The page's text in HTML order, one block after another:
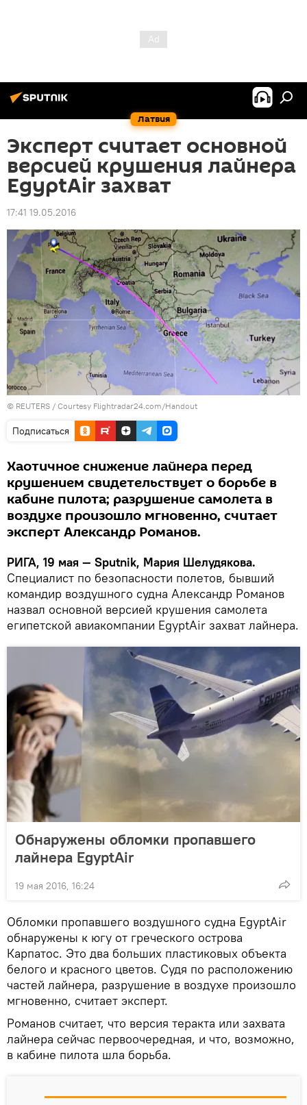
Латвия
Эксперт считает основной
версией крушения лайнера
EgyptAir захват
17:41 19.05.2016
© REUTERS / Courtesy Flightradar24.com/Handout
Подписаться
Хаотичное снижение лайнера перед
крушением свидетельствует о борьбе в
кабине пилота; разрушение самолета в
воздухе произошло мгновенно, считает
эксперт Александр Романов.
РИГА, 19 мая — Sputnik, Мария Шелудякова.
Специалист по безопасности полетов, бывший
командир воздушного судна Александр Романов
назвал основной версией крушения самолета
египетской авиакомпании EgyptAir захват лайнера.
Обнаружены обломки пропавшего
лайнера EgyptAir
19 мая 2016, 16:24
Обломки пропавшего воздушного судна EgyptAir
обнаружены к югу от греческого острова
Карпатос. Это два больших пластиковых объекта
белого и красного цветов. Судя по расположению
частей лайнера, разрушение в воздухе произошло
мгновенно, считает эксперт.
Романов считает, что версия теракта или захвата
лайнера сейчас первоочередная, и что, возможно,
в кабине пилота шла борьба.